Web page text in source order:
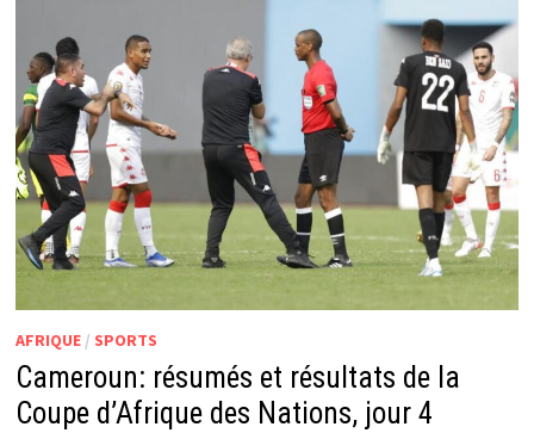
AFRIQUE/ SPORTS
Cameroun: résumés et résultats de la
Coupe d’Afrique des Nations, jour 4